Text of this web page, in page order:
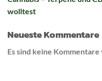
wolltest
Neueste Kommentare
Es sind keine